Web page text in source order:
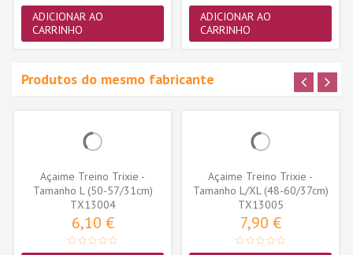
ADICIONAR AO
CARRINHO
ADICIONAR AO
CARRINHO
Produtos do mesmo fabricante
Açaime Treino Trixie -
Tamanho L (50-57/31cm)
(TX13004)
TX13004
6,10 €
Açaime Treino Trixie -
Tamanho L/XL (48-60/37cm)
(TX13005)
TX13005
7,90 €